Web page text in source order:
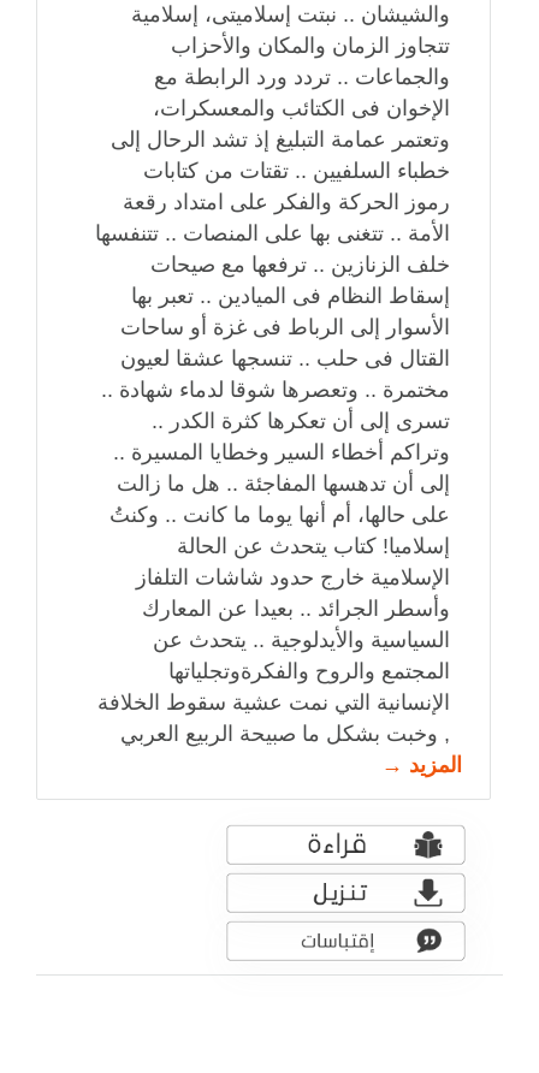
والشيشان .. نبتت إسلاميتى، إسلامية
تتجاوز الزمان والمكان والأحزاب
والجماعات .. تردد ورد الرابطة مع
الإخوان فى الكتائب والمعسكرات،
وتعتمر عمامة التبليغ إذ تشد الرحال إلى
خطباء السلفيين .. تقتات من كتابات
رموز الحركة والفكر على امتداد رقعة
الأمة .. تتغنى بها على المنصات .. تتنفسها
خلف الزنازين .. ترفعها مع صيحات
إسقاط النظام فى الميادين .. تعبر بها
الأسوار إلى الرباط فى غزة أو ساحات
القتال فى حلب .. تنسجها عشقا لعيون
مختمرة .. وتعصرها شوقا لدماء شهادة ..
تسرى إلى أن تعكرها كثرة الكدر ..
وتراكم أخطاء السير وخطايا المسيرة ..
إلى أن تدهسها المفاجئة .. هل ما زالت
على حالها، أم أنها يوما ما كانت .. وكنتُ
إسلاميا! كتاب يتحدث عن الحالة
الإسلامية خارج حدود شاشات التلفاز
وأسطر الجرائد .. بعيدا عن المعارك
السياسية والأيدلوجية .. يتحدث عن
المجتمع والروح والفكرةوتجلياتها
الإنسانية التي نمت عشية سقوط الخلافة
, وخبت بشكل ما صبيحة الربيع العربي
المزيد →